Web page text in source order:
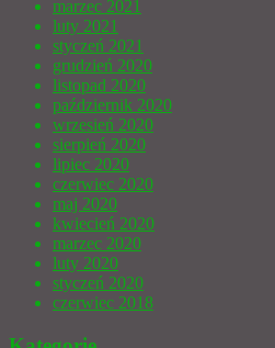
marzec 2021
luty 2021
styczeń 2021
grudzień 2020
listopad 2020
październik 2020
wrzesień 2020
sierpień 2020
lipiec 2020
czerwiec 2020
maj 2020
kwiecień 2020
marzec 2020
luty 2020
styczeń 2020
czerwiec 2018